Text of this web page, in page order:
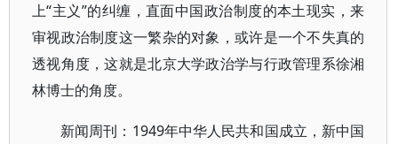
上“主义”的纠缠，直面中国政治制度的本土现实，来
审视政治制度这一繁杂的对象，或许是一个不失真的
透视角度，这就是北京大学政治学与行政管理系徐湘
林博士的角度。
新闻周刊：1949年中华人民共和国成立，新中国